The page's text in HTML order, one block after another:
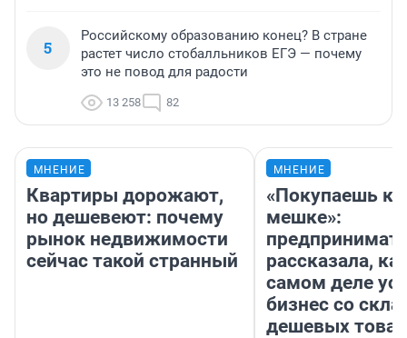
5
Российскому образованию конец? В стране
растет число стобалльников ЕГЭ — почему
это не повод для радости
13 258 82
МНЕНИЕ
Квартиры дорожают,
но дешевеют: почему
рынок недвижимости
сейчас такой странный
МНЕНИЕ
«Покупаешь
мешке»:
рассказала,
самом деле
бизнес со
дешевых